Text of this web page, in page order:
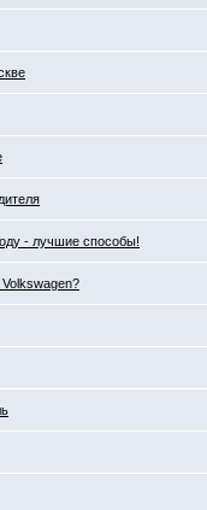
- лучшие способы!
Volkswagen?